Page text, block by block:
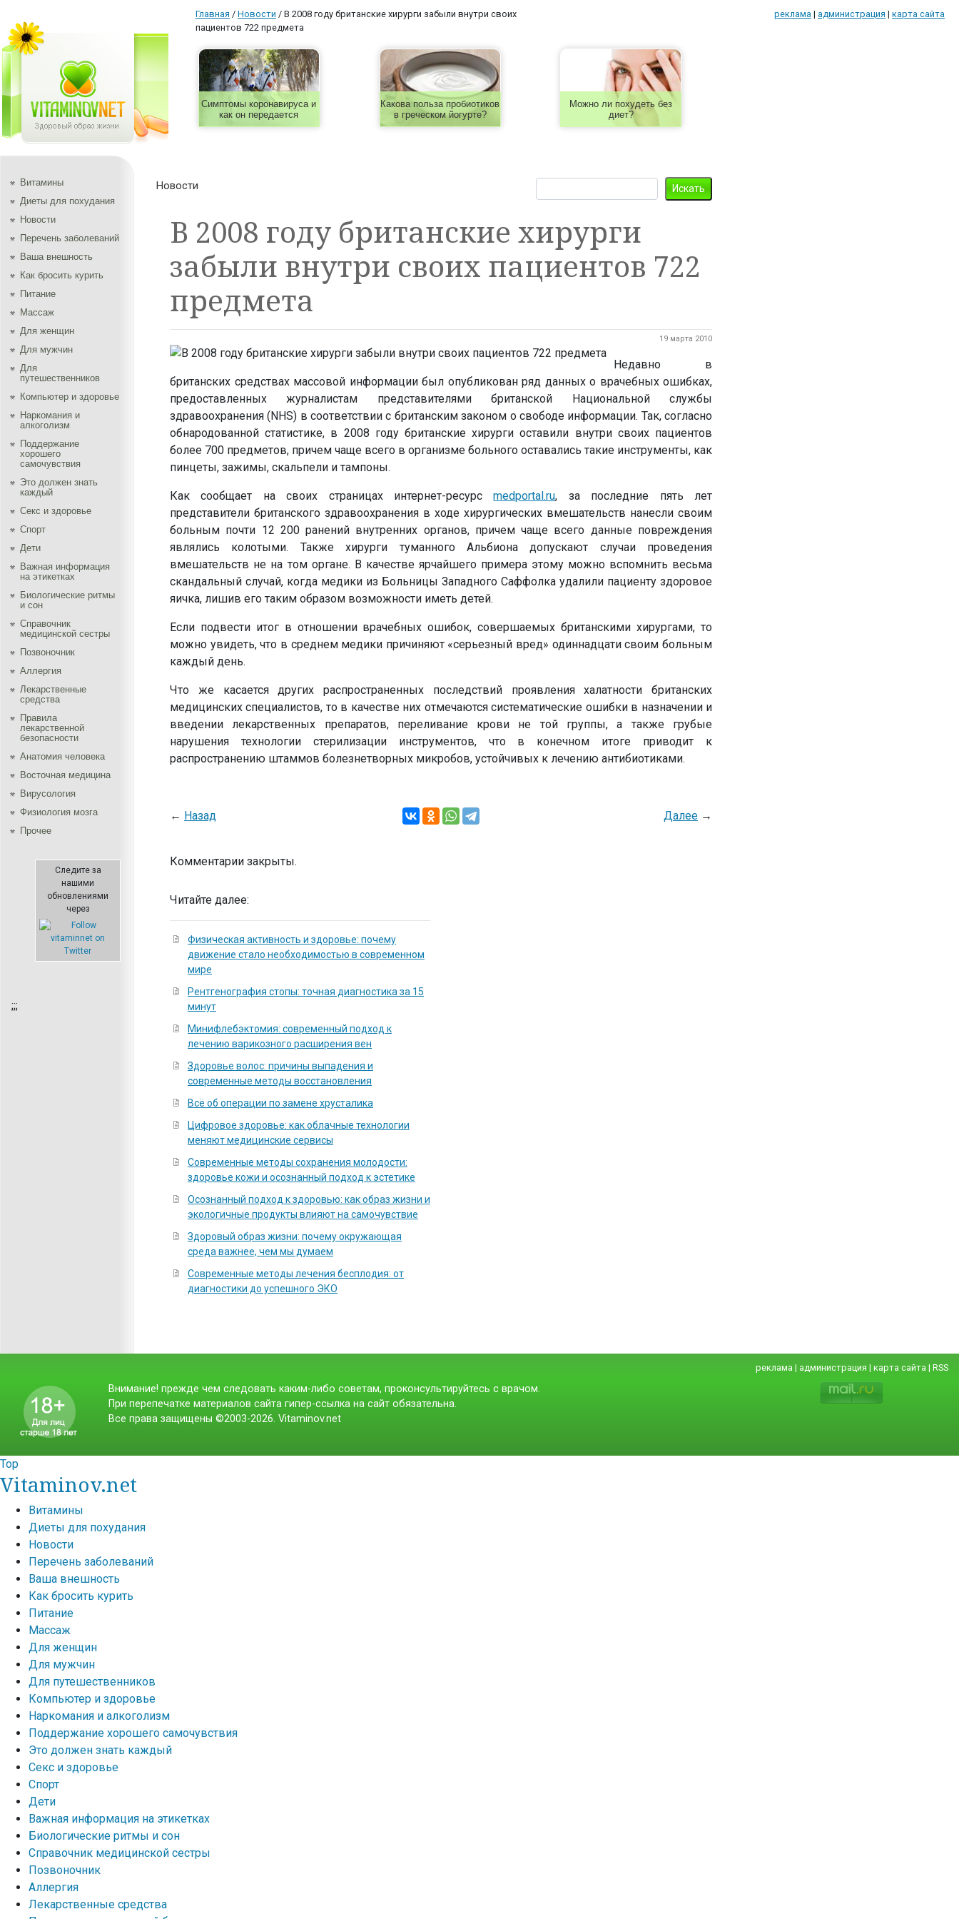
Главная / Новости / В 2008 году британские хирурги забыли внутри своих
пациентов 722 предмета
реклама | администрация | карта сайта
Симптомы коронавируса и
как он передается
Какова польза пробиотиков
в греческом йогурте?
Можно ли похудеть без
диет?
Витамины
Диеты для похудания
Новости
Перечень заболеваний
Ваша внешность
Как бросить курить
Питание
Массаж
Для женщин
Для мужчин
Для
путешественников
Компьютер и здоровье
Наркомания и
алкоголизм
Поддержание
хорошего
самочувствия
Это должен знать
каждый
Секс и здоровье
Спорт
Дети
Важная информация
на этикетках
Биологические ритмы
и сон
Справочник
медицинской сестры
Позвоночник
Аллергия
Лекарственные
средства
Правила
лекарственной
безопасности
Aнатомия человека
Восточная медицина
Вирусология
Физиология мозга
Прочее
Следите за
нашими
обновлениями
через
;;;
Новости
В 2008 году британские хирурги
забыли внутри своих пациентов 722
предмета
19 марта 2010
Недавно в
британских средствах массовой информации был опубликован ряд данных о врачебных ошибках,
предоставленных журналистам представителями британской Национальной службы
здравоохранения (NHS) в соответствии с британским законом о свободе информации. Так, согласно
обнародованной статистике, в 2008 году британские хирурги оставили внутри своих пациентов
более 700 предметов, причем чаще всего в организме больного оставались такие инструменты, как
пинцеты, зажимы, скальпели и тампоны.
Как сообщает на своих страницах интернет-ресурсmedportal.ru, за последние пять лет
представители британского здравоохранения в ходе хирургических вмешательств нанесли своим
больным почти 12 200 ранений внутренних органов, причем чаще всего данные повреждения
являлись колотыми. Также хирурги туманного Альбиона допускают случаи проведения
вмешательств не на том органе. В качестве ярчайшего примера этому можно вспомнить весьма
скандальный случай, когда медики из Больницы Западного Саффолка удалили пациенту здоровое
яичка, лишив его таким образом возможности иметь детей.
Если подвести итог в отношении врачебных ошибок, совершаемых британскими хирургами, то
можно увидеть, что в среднем медики причиняют «серьезный вред» одиннадцати своим больным
каждый день.
Что же касается других распространенных последствий проявления халатности британских
медицинских специалистов, то в качестве них отмечаются систематические ошибки в назначении и
введении лекарственных препаратов, переливание крови не той группы, а также грубые
нарушения технологии стерилизации инструментов, что в конечном итоге приводит к
распространению штаммов болезнетворных микробов, устойчивых к лечению антибиотиками.
← Назад Далее→
Комментарии закрыты.
Читайте далее:
Физическая активность и здоровье: почему
движение стало необходимостью в современном
мире
Рентгенография стопы: точная диагностика за 15
минут
Минифлебэктомия: современный подход к
лечению варикозного расширения вен
Здоровье волос: причины выпадения и
современные методы восстановления
Всё об операции по замене хрусталика
Цифровое здоровье: как облачные технологии
меняют медицинские сервисы
Современные методы сохранения молодости:
здоровье кожи и осознанный подход к эстетике
Осознанный подход к здоровью: как образ жизни и
экологичные продукты влияют на самочувствие
Здоровый образ жизни: почему окружающая
среда важнее, чем мы думаем
Современные методы лечения бесплодия: от
диагностики до успешного ЭКО
реклама | администрация | карта сайта | RSS
Внимание! прежде чем следовать каким-либо советам, проконсультируйтесь с врачом.
При перепечатке материалов сайта гипер-ссылка на сайт обязательна.
Все права защищены ©2003-2026. Vitaminov.net
Top
Vitaminov.net
Витамины
Диеты для похудания
Новости
Перечень заболеваний
Ваша внешность
Как бросить курить
Питание
Массаж
Для женщин
Для мужчин
Для путешественников
Компьютер и здоровье
Наркомания и алкоголизм
Поддержание хорошего самочувствия
Это должен знать каждый
Секс и здоровье
Спорт
Дети
Важная информация на этикетках
Биологические ритмы и сон
Справочник медицинской сестры
Позвоночник
Аллергия
Лекарственные средства